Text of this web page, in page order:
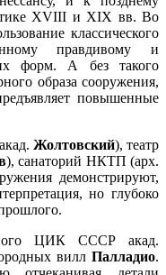
XVIII и XIX вв. Во
классического
правдивому и
форм. А без такого
образа сооружения,
повышенные
Жолтовский), театр
), санаторий НКТП (арх.
демонстрируют,
но глубоко
ЦИК СССР акад.
вилл Палладио.